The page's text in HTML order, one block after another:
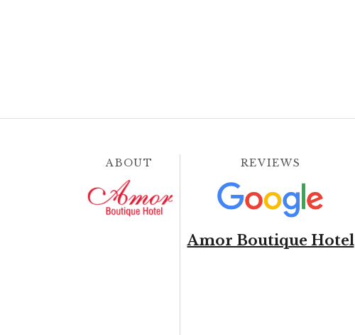
ABOUT REVIEWS
Amor Boutique Hotel